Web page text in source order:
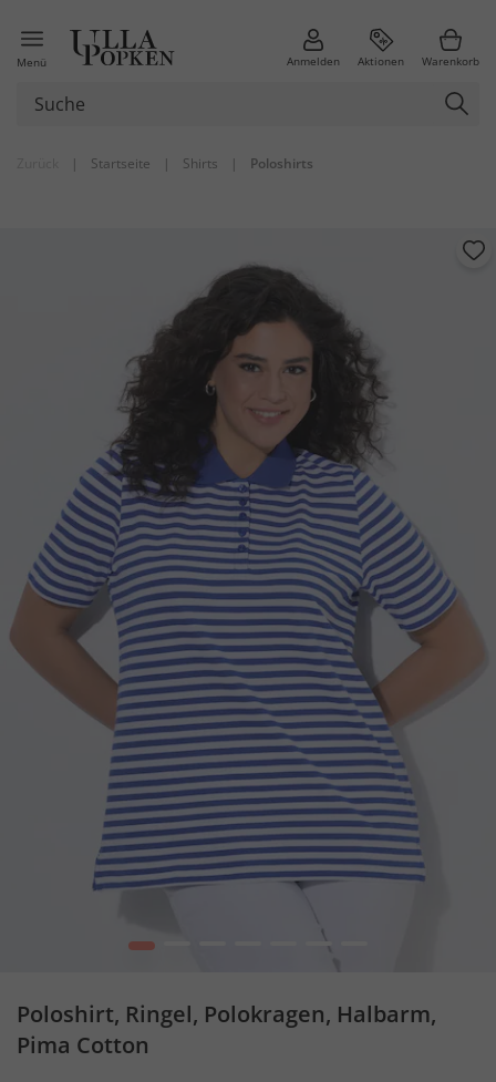
Menü Anmelden Aktionen Warenkorb
| Startseite | Shirts | Poloshirts
1
Poloshirt, Ringel, Polokragen, Halbarm,
Pima Cotton